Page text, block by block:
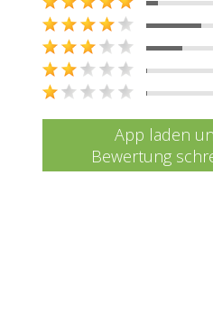
App laden
Bewertung